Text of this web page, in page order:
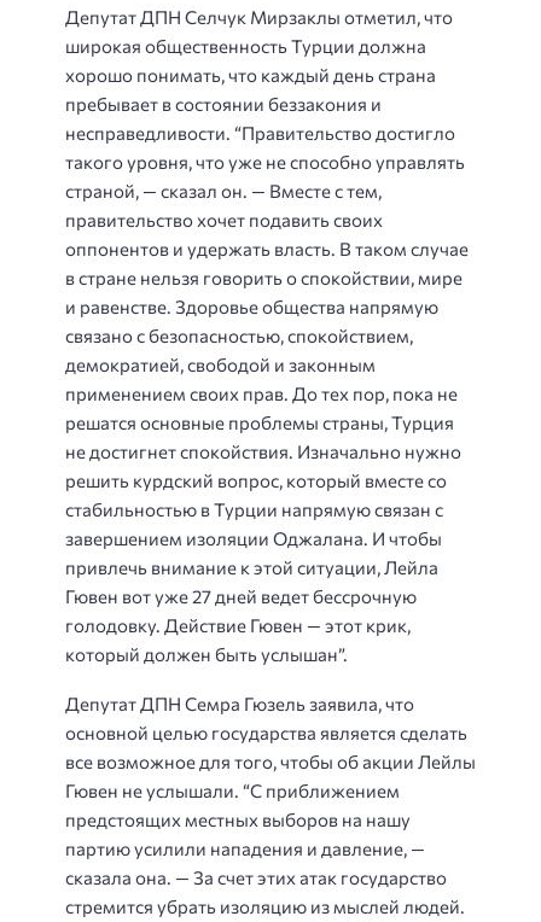
Депутат ДПН Селчук Мирзаклы отметил, что
широкая общественность Турции должна
хорошо понимать, что каждый день страна
пребывает в состоянии беззакония и
несправедливости. “Правительство достигло
такого уровня, что уже не способно управлять
страной, — сказал он. — Вместе с тем,
правительство хочет подавить своих
оппонентов и удержать власть. В таком случае
в стране нельзя говорить о спокойствии, мире
и равенстве. Здоровье общества напрямую
связано с безопасностью, спокойствием,
демократией, свободой и законным
применением своих прав. До тех пор, пока не
решатся основные проблемы страны, Турция
не достигнет спокойствия. Изначально нужно
решить курдский вопрос, который вместе со
стабильностью в Турции напрямую связан с
завершением изоляции Оджалана. И чтобы
привлечь внимание к этой ситуации, Лейла
Гювен вот уже 27 дней ведет бессрочную
голодовку. Действие Гювен — этот крик,
который должен быть услышан”.
Депутат ДПН Семра Гюзель заявила, что
основной целью государства является сделать
все возможное для того, чтобы об акции Лейлы
Гювен не услышали. “С приближением
предстоящих местных выборов на нашу
партию усилили нападения и давление, —
сказала она. — За счет этих атак государство
стремится убрать изоляцию из мыслей людей.